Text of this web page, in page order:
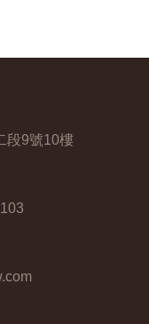
段9號10樓